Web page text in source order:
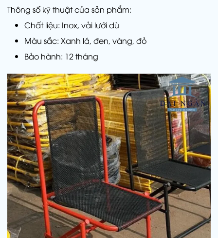
Thông số kỹ thuật của sản phẩm:
Chất liệu: Inox, vải lưới dù
Màu sắc: Xanh lá, đen, vàng, đỏ
Bảo hành: 12 tháng